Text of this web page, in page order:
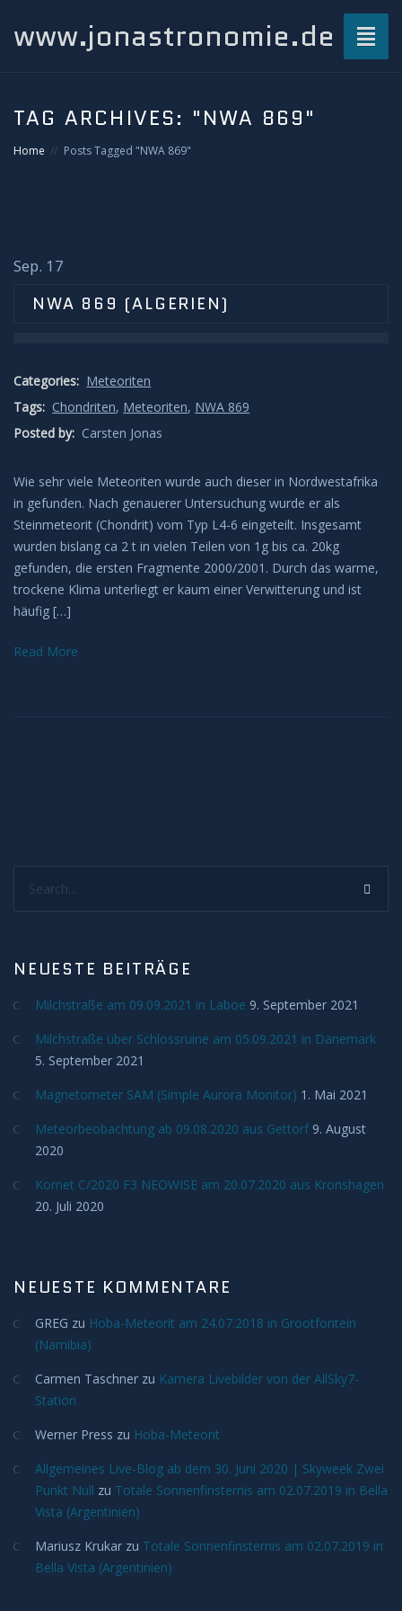
www.jonastronomie.de
Beiträge
Kondensstreifenschatten
Leuchtende Nachtwolken
Lichtsäulen
Meeresleuchten
Mondhalos
Oppositionseffekt
Lenticularis
Zodiakallicht
Milchstraße
Weißlicht
Mond
Planeten
Jupiter
Mars
Merkur
Saturn
Venus
TAG ARCHIVES: "NWA 869"
Home Posts Tagged "NWA 869"
Sep. 17
NWA 869 (ALGERIEN)
Categories: Meteoriten
Tags: Chondriten, Meteoriten, NWA 869
Posted by: Carsten Jonas
Wie sehr viele Meteoriten wurde auch dieser in Nordwestafrika
in gefunden. Nach genauerer Untersuchung wurde er als
Steinmeteorit (Chondrit) vom Typ L4-6 eingeteilt. Insgesamt
wurden bislang ca 2 t in vielen Teilen von 1g bis ca. 20kg
gefunden, die ersten Fragmente 2000/2001. Durch das warme,
trockene Klima unterliegt er kaum einer Verwitterung und ist
häufig […]
Read More
NEUESTE BEITRÄGE
Milchstraße am 09.09.2021 in Laboe 9. September 2021
Milchstraße über Schlossruine am 05.09.2021 in Dänemark
5. September 2021
Magnetometer SAM (Simple Aurora Monitor) 1. Mai 2021
Meteorbeobachtung ab 09.08.2020 aus Gettorf 9. August
2020
Komet C/2020 F3 NEOWISE am 20.07.2020 aus Kronshagen
20. Juli 2020
NEUESTE KOMMENTARE
GREG zu Hoba-Meteorit am 24.07.2018 in Grootfontein
(Namibia)
Carmen Taschner zu Kamera Livebilder von der AllSky7-
Station
Werner Press zu Hoba-Meteorit
Allgemeines Live-Blog ab dem 30. Juni 2020 | Skyweek Zwei
Punkt Null zu Totale Sonnenfinsternis am 02.07.2019 in Bella
Vista (Argentinien)
Mariusz Krukar zu Totale Sonnenfinsternis am 02.07.2019 in
Bella Vista (Argentinien)